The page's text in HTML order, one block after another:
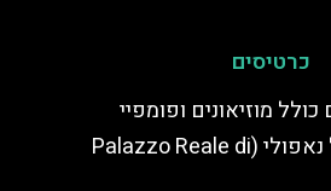
כרטיסים
הארמון המלכותי של נאפולי (Palazzo Reale di